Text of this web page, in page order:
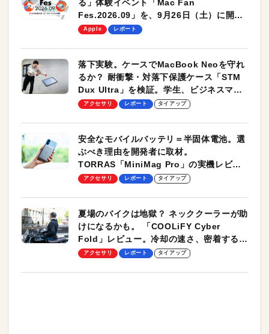
る」体験イベント「Mac Fan
Fes.2026.09」を、9月26日（土）に開催
します！
Apple レポート
落下実験。ケースでMacBook Neoを守れ
るか？ 耐衝撃・対落下保護ケース「STM
Dux Ultra」を検証。学生、ビジネスマン
のモバイルユースに最適！
アクセサリ レポート タイアップ
安全なモバイルバッテリ＝半固体電池。選
ぶべき理由を開発者に取材。
TORRAS「MiniMag Pro」の実機レビュ
ーも
アクセサリ レポート タイアップ
夏場のバイクは地獄？ ネッククーラーが助
けになるかも。 「COOLiFY Cyber
Fold」レビュー。冷却の速さ、密着する冷
却プレート、シンプルな操作性がグッド！
アクセサリ レポート タイアップ